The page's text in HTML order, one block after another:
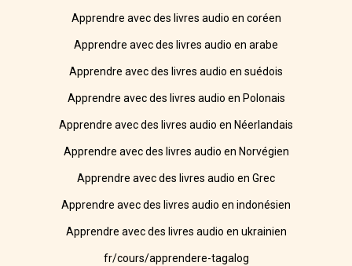
Apprendre avec des livres audio en coréen
Apprendre avec des livres audio en arabe
Apprendre avec des livres audio en suédois
Apprendre avec des livres audio en Polonais
Apprendre avec des livres audio en Néerlandais
Apprendre avec des livres audio en Norvégien
Apprendre avec des livres audio en Grec
Apprendre avec des livres audio en indonésien
Apprendre avec des livres audio en ukrainien
fr/cours/apprendere-tagalog